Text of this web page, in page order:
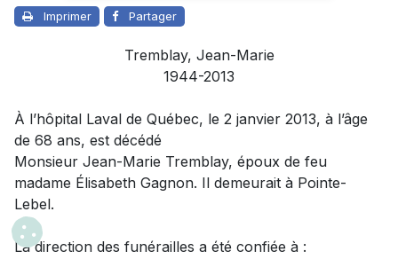
Imprimer Partager
Tremblay, Jean-Marie
1944-2013
À l’hôpital Laval de Québec, le 2 janvier 2013, à l’âge
de 68 ans, est décédé
Monsieur Jean-Marie Tremblay, époux de feu
madame Élisabeth Gagnon. Il demeurait à Pointe-
Lebel.
La direction des funérailles a été confiée à :